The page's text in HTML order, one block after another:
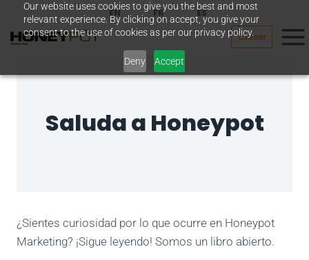
Our website uses cookies to give you the best and most
relevant experience. By clicking on accept, you give your
consent to the use of cookies as per our privacy policy.
Deny Accept
Saltar
contenido
EN FR ES
Crecer
Saluda a Honeypot
¿Sientes curiosidad por lo que ocurre en Honeypot
Marketing? ¡Sigue leyendo! Somos un libro abierto.